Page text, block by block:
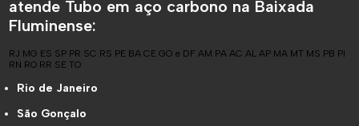
atende Tubo em aço carbono na Baixada
Fluminense:
RJ MG ES SP PR SC RS PE BA CE GO e DF AM PA AC AL AP MA MT MS PB PI
RN RO RR SE TO
Rio de Janeiro
São Gonçalo